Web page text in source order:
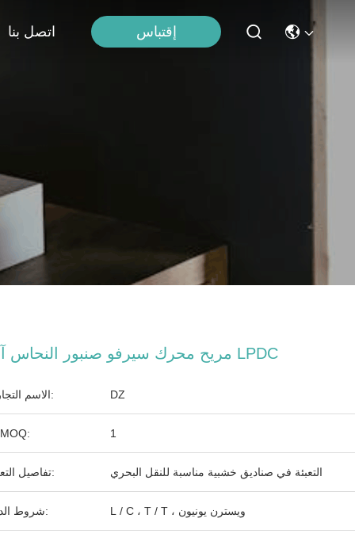
اتصل بنا إقتباس
مريح محرك سيرفو صنبور النحاس آلة LPDC
الاسم التجاري: DZ
الـ MOQ: 1
تفاصيل التعبئة: التعبئة في صناديق خشبية مناسبة للنقل البحري
شروط الدفع: L / C ، T / T ، ويسترن يونيون